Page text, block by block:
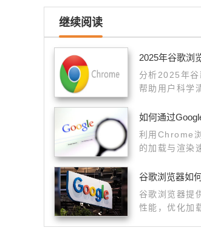
继续阅读
2025年谷歌浏
分析2025年谷
帮助用户科学
如何通过
利用Chrome
的加载与渲染
谷歌浏览器如
谷歌浏览器提
性能，优化加